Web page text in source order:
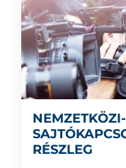
RÉSZLEG